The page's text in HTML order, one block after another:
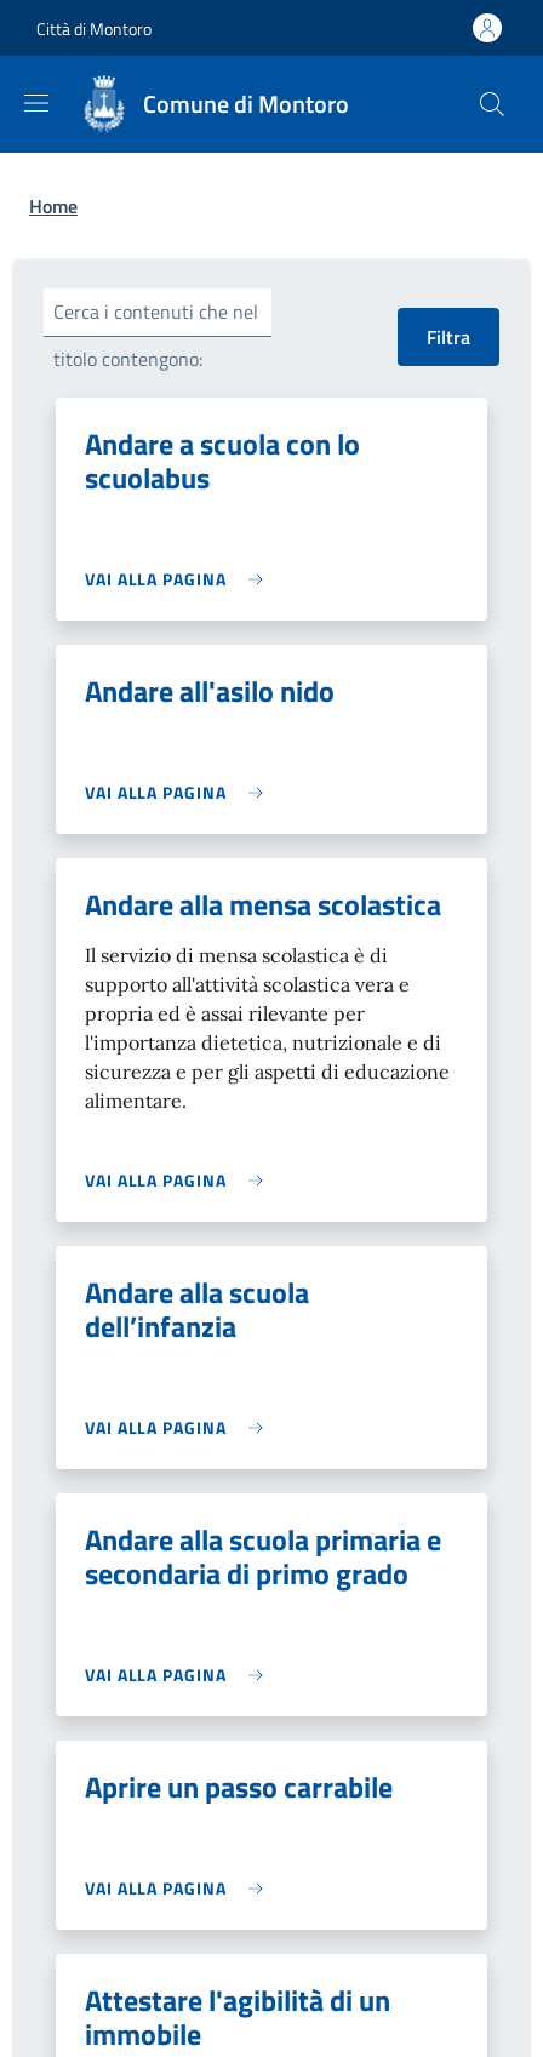
Città di Montoro
Comune di Montoro
Briciole di pane
Home
Cerca i contenuti che nel
titolo contengono:
Andare a scuola con lo
scuolabus
VAI ALLA PAGINA
Andare all'asilo nido
VAI ALLA PAGINA
Andare alla mensa scolastica
Il servizio di mensa scolastica è di
supporto all'attività scolastica vera e
propria ed è assai rilevante per
l'importanza dietetica, nutrizionale e di
sicurezza e per gli aspetti di educazione
alimentare.
VAI ALLA PAGINA
Andare alla scuola
dell’infanzia
VAI ALLA PAGINA
Andare alla scuola primaria e
secondaria di primo grado
VAI ALLA PAGINA
Aprire un passo carrabile
VAI ALLA PAGINA
Attestare l'agibilità di un
immobile